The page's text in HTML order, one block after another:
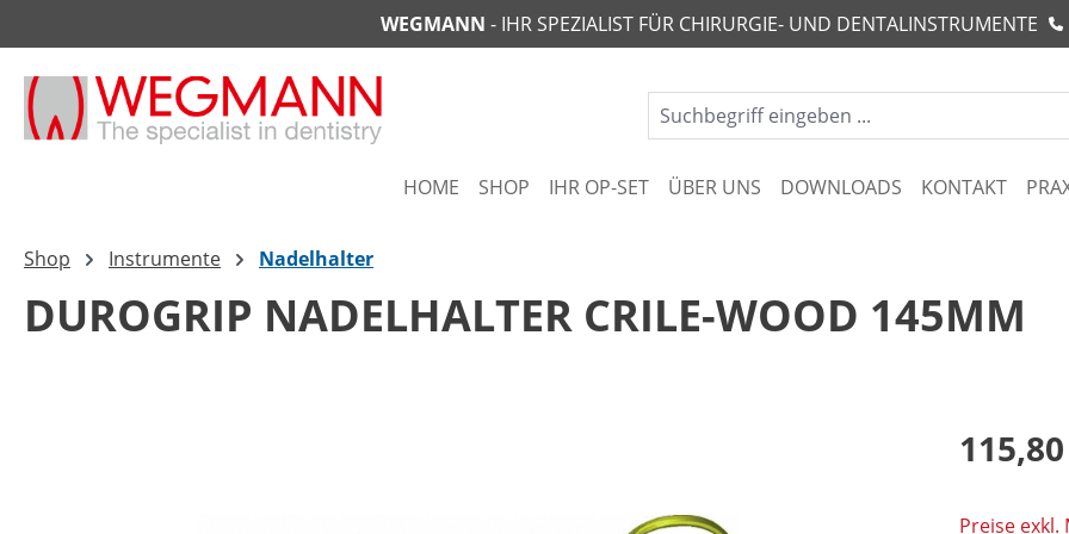
Zur Hauptnavigation springenWEGMANN - IHR SPEZIALIST FÜR CHIRURGIE- UND DENTALINSTRUMENTE
HOME SHOP IHR OP-SET ÜBER UNS DOWNLOADS KONTAKT
Shop Instrumente Nadelhalter
DUROGRIP NADELHALTER CRILE-WOOD 145MM
Preise exkl.